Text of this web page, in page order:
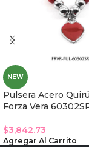
NEW
Pulsera Acero
Forza Vera
$3,842.73
Agregar Al Carrito